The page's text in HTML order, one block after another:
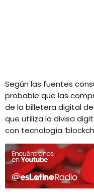
Según las fuentes
probable que las
de la billetera digital
que utiliza la divisa
con tecnología